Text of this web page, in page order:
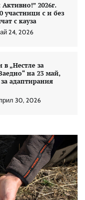
2026г.
участници с и без
с кауза
24, 2026
в „Нестле за
на 23 май,
адаптирания
30, 2026